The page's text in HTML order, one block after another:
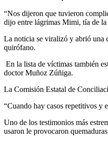
“Nos dijeron que tuvieron
dijo entre lágrimas Mimi, tía de
La noticia se viralizó y abrió una
quirófano.
En la lista de víctimas también
doctor Muñoz Zúñiga.
La Comisión Estatal de
“Cuando hay casos repetitivos y
Uno de los testimonios más
usaron le provocaron